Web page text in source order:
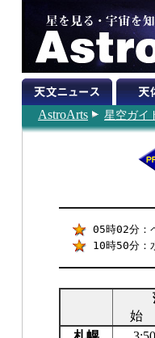
AstroArts 星空ガイ
05時02分：
10時50分：
始